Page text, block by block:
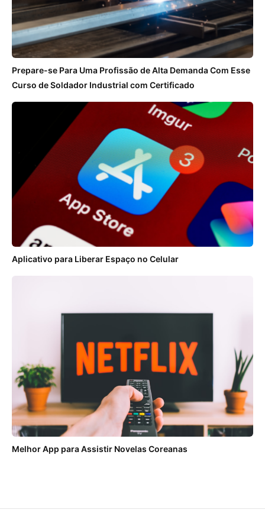
Prepare-se Para Uma Profissão de Alta Demanda Com Esse
Curso de Soldador Industrial com Certificado
Aplicativo para Liberar Espaço no Celular
Melhor App para Assistir Novelas Coreanas